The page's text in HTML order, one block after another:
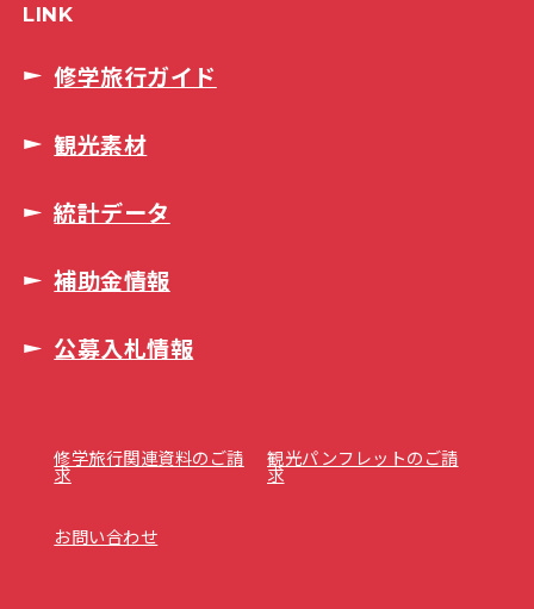
LINK
修学旅行ガイド
観光素材
統計データ
補助金情報
公募入札情報
修学旅行関連資料のご請
求
観光パンフレットのご請
求
お問い合わせ